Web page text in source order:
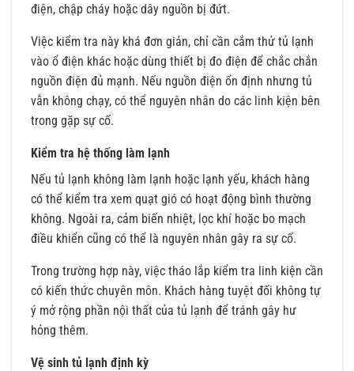
điện, chập cháy hoặc dây nguồn bị đứt.
Việc kiểm tra này khá đơn giản, chỉ cần cắm thử tủ lạnh
vào ổ điện khác hoặc dùng thiết bị đo điện để chắc chắn
nguồn điện đủ mạnh. Nếu nguồn điện ổn định nhưng tủ
vẫn không chạy, có thể nguyên nhân do các linh kiện bên
trong gặp sự cố.
Kiểm tra hệ thống làm lạnh
Nếu tủ lạnh không làm lạnh hoặc lạnh yếu, khách hàng
có thể kiểm tra xem quạt gió có hoạt động bình thường
không. Ngoài ra, cảm biến nhiệt, lọc khí hoặc bo mạch
điều khiển cũng có thể là nguyên nhân gây ra sự cố.
Trong trường hợp này, việc tháo lắp kiểm tra linh kiện cần
có kiến thức chuyên môn. Khách hàng tuyệt đối không tự
ý mở rộng phần nội thất của tủ lạnh để tránh gây hư
hỏng thêm.
Vệ sinh tủ lạnh định kỳ